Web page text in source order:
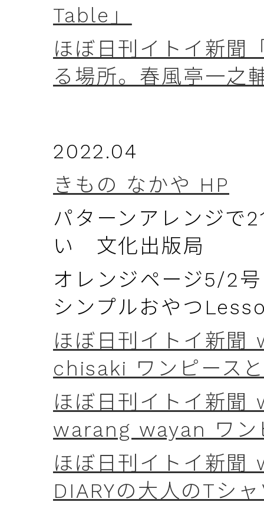
Table」
ほぼ日刊イトイ新聞
る場所。春風亭一之
2022.04
きもの なかや HP
パターンアレンジで
い 文化出版局
オレンジページ5/2
シンプルおやつ
ほぼ日刊イトイ新
chisaki ワンピース
ほぼ日刊イトイ新
warang wayan ワン
ほぼ日刊イトイ新聞
DIARYの大人のTシ